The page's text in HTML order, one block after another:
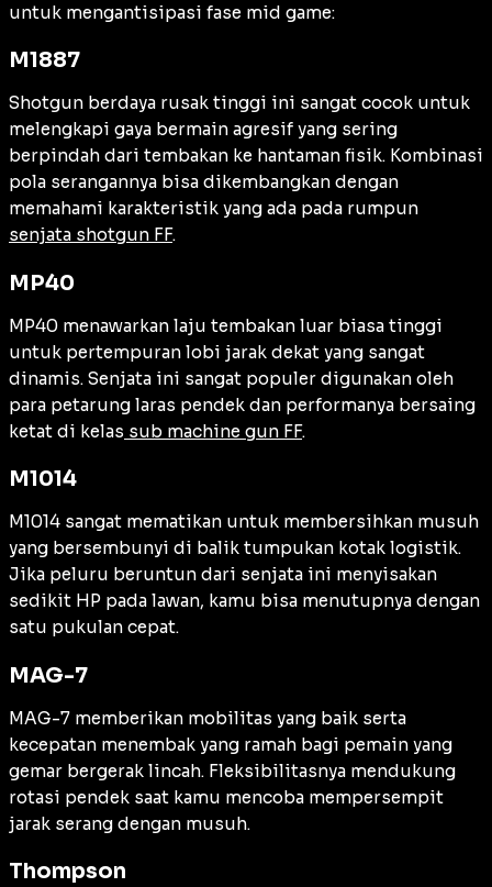
untuk mengantisipasi fase mid game:
M1887
Shotgun berdaya rusak tinggi ini sangat cocok untuk
melengkapi gaya bermain agresif yang sering
berpindah dari tembakan ke hantaman fisik. Kombinasi
pola serangannya bisa dikembangkan dengan
memahami karakteristik yang ada pada rumpun
senjata shotgun FF.
MP40
MP40 menawarkan laju tembakan luar biasa tinggi
untuk pertempuran lobi jarak dekat yang sangat
dinamis. Senjata ini sangat populer digunakan oleh
para petarung laras pendek dan performanya bersaing
ketat di kelas sub machine gun FF.
M1014
M1014 sangat mematikan untuk membersihkan musuh
yang bersembunyi di balik tumpukan kotak logistik.
Jika peluru beruntun dari senjata ini menyisakan
sedikit HP pada lawan, kamu bisa menutupnya dengan
satu pukulan cepat.
MAG-7
MAG-7 memberikan mobilitas yang baik serta
kecepatan menembak yang ramah bagi pemain yang
gemar bergerak lincah. Fleksibilitasnya mendukung
rotasi pendek saat kamu mencoba mempersempit
jarak serang dengan musuh.
Thompson